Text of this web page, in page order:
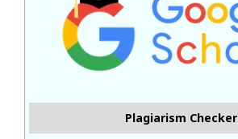
Plagiarism Checker